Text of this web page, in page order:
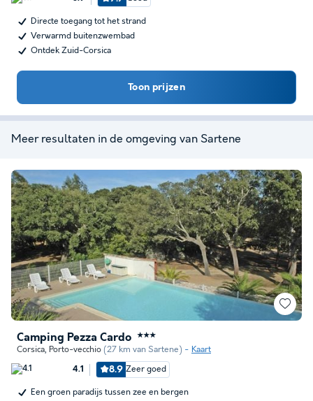
Directe toegang tot het strand
Verwarmd buitenzwembad
Ontdek Zuid-Corsica
Toon prijzen
Meer resultaten in de omgeving van Sartene
Camping Pezza Cardo ★★★
Corsica, Porto-vecchio (27 km van Sartene) Kaart
4.1 8.9 Zeer goed
Een groen paradijs tussen zee en bergen